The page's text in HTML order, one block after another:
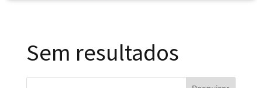
Sem resultados